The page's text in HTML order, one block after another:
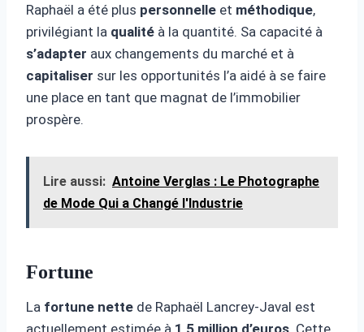
Raphaël a été plus personnelle et méthodique,
privilégiant la qualité à la quantité. Sa capacité à
s’adapter aux changements du marché et à
capitaliser sur les opportunités l’a aidé à se faire
une place en tant que magnat de l’immobilier
prospère.
Lire aussi: Antoine Verglas : Le Photographe
de Mode Qui a Changé l'Industrie
Fortune
La fortune nette de Raphaël Lancrey-Javal est
actuellement estimée à 1,5 million d’euros . Cette